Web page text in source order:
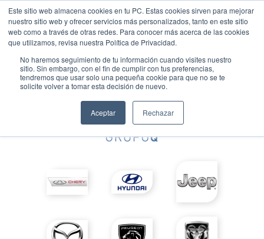
Este sitio web almacena cookies en tu PC. Estas cookies sirven para mejorar
nuestro sitio web y ofrecer servicios más personalizados, tanto en este sitio
web como a través de otras redes. Para conocer más acerca de las cookies
que utilizamos, revisa nuestra Política de Privacidad.
No haremos seguimiento de tu información cuando visites nuestro
sitio. Sin embargo, con el fin de cumplir con tus preferencias,
tendremos que usar solo una pequeña cookie para que no se te
solicite volver a tomar esta decisión de nuevo.
Aceptar Rechazar